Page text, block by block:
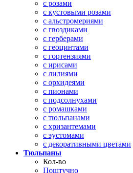
с розами
с кустовыми розами
с альстромериями
с гвоздиками
с герберами
с геоцинтами
с гортензиями
с ирисами
с лилиями
с орхидеями
с пионами
с подсолнухами
с ромашками
с тюльпанами
с хризантемами
с эустомами
с декоративными цветами
Тюльпаны
Кол-во
Поштучно